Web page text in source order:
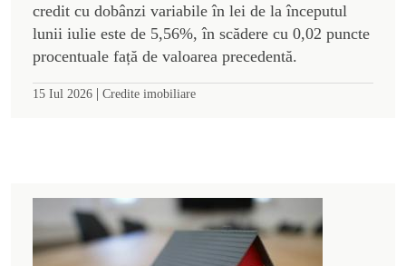
credit cu dobânzi variabile în lei de la începutul
lunii iulie este de 5,56%, în scădere cu 0,02 puncte
procentuale față de valoarea precedentă.
15 Iul 2026 | Credite imobiliare